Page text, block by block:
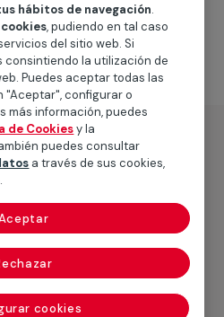
necesarios, las
la mano de obra que hará
servicio a medida
hábitos de navegación.
, pudiendo en tal caso
del sitio web. Si
la utilización de
Puedes aceptar todas las
"Aceptar", configurar o
más información, puedes
de Cookiesy la
puedes consultar
a través de sus cookies,
cookies